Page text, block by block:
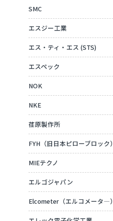
SMC
エスジー工業
エス・ティ・エス (STS)
エスペック
NOK
NKE
荏原製作所
FYH（旧日本ピローブロック）
MIEテクノ
エルゴジャパン
Elcometer（エルコメータ―）